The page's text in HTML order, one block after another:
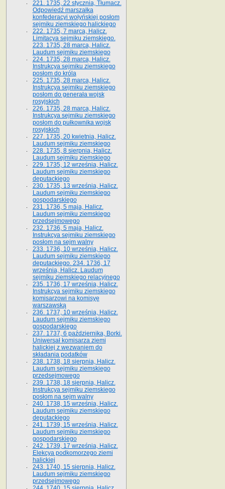
221. 1735, 22 stycznia, Tłumacz.
Odpowiedź marszałka
konfederacyi wołyńskiej posłom
sejmiku ziemskiego halickiego
222. 1735, 7 marca, Halicz.
Limitacya sejmiku ziemskiego.
223. 1735, 28 marca, Halicz.
Laudum sejmiku ziemskiego
224. 1735, 28 marca, Halicz.
Instrukcya sejmiku ziemskiego
posłom do króla
225. 1735, 28 marca, Halicz.
Instrukcya sejmiku ziemskiego
posłom do generała wojsk
rosyjskich
226. 1735, 28 marca, Halicz.
Instrukcya sejmiku ziemskiego
posłom do pułkownika wojsk
rosyjskich
227. 1735, 20 kwietnia, Halicz.
Laudum sejmiku ziemskiego
228. 1735, 8 sierpnia, Halicz.
Laudum sejmiku ziemskiego
229. 1735, 12 września, Halicz.
Laudum sejmiku ziemskiego
deputackiego
230. 1735, 13 września, Halicz.
Laudum sejmiku ziemskiego
gospodarskiego
231. 1736, 5 maja, Halicz.
Laudum sejmiku ziemskiego
przedsejmowego
232. 1736, 5 maja, Halicz.
Instrukcya sejmiku ziemskiego
posłom na sejm walny
233. 1736, 10 września, Halicz.
Laudum sejmiku ziemskiego
deputackiego. 234. 1736, 17
września, Halicz. Laudum
sejmiku ziemskiego relacyjnego
235. 1736, 17 września, Halicz.
Instrukcya sejmiku ziemskiego
komisarzowi na komisyę
warszawską
236. 1737, 10 września, Halicz.
Laudum sejmiku ziemskiego
gospodarskiego
237. 1737, 6 października, Borki.
Uniwersał komisarza ziemi
halickiej z wezwaniem do
składania podatków
238. 1738, 18 sierpnia, Halicz.
Laudum sejmiku ziemskiego
przedsejmowego
239. 1738, 18 sierpnia, Halicz.
Instrukcya sejmiku ziemskiego
posłom na sejm walny
240. 1738, 15 września, Halicz.
Laudum sejmiku ziemskiego
deputackiego
241. 1739, 15 września, Halicz.
Laudum sejmiku ziemskiego
gospodarskiego
242. 1739, 17 września, Halicz.
Elekcya podkomorzego ziemi
halickiej
243. 1740, 15 sierpnia, Halicz.
Laudum sejmiku ziemskiego
przedsejmowego